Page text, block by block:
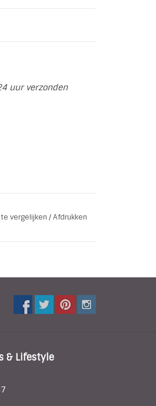
uur verzonden
vergelijken /Afdrukken
& Lifestyle